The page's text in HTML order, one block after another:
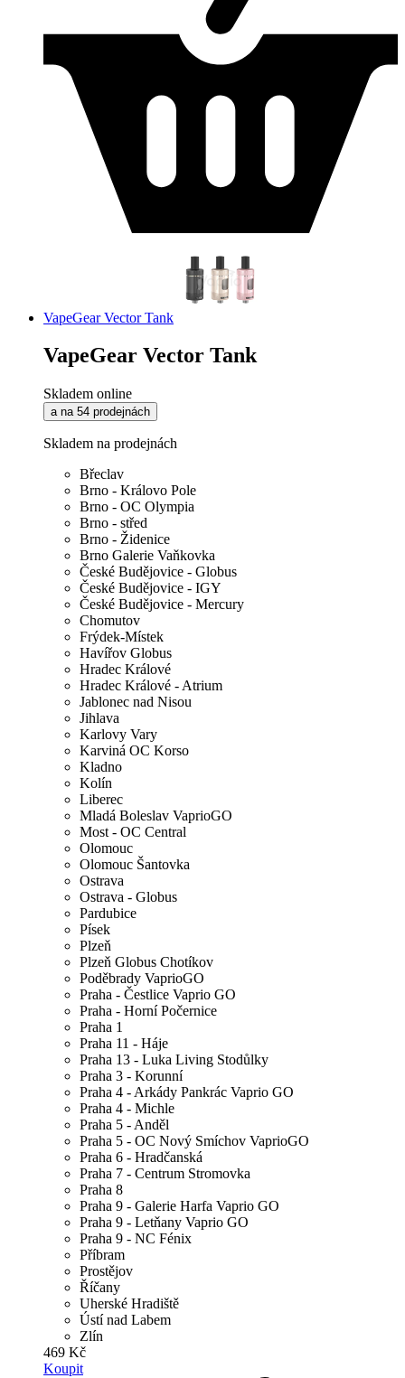
VapeGear Vector Tank
VapeGear Vector Tank
Skladem online
a na 54 prodejnách
Skladem na prodejnách
Břeclav
Brno - Královo Pole
Brno - OC Olympia
Brno - střed
Brno - Židenice
Brno Galerie Vaňkovka
České Budějovice - Globus
České Budějovice - IGY
České Budějovice - Mercury
Chomutov
Frýdek-Místek
Havířov Globus
Hradec Králové
Hradec Králové - Atrium
Jablonec nad Nisou
Jihlava
Karlovy Vary
Karviná OC Korso
Kladno
Kolín
Liberec
Mladá Boleslav VaprioGO
Most - OC Central
Olomouc
Olomouc Šantovka
Ostrava
Ostrava - Globus
Pardubice
Písek
Plzeň
Plzeň Globus Chotíkov
Poděbrady VaprioGO
Praha - Čestlice Vaprio GO
Praha - Horní Počernice
Praha 1
Praha 11 - Háje
Praha 13 - Luka Living Stodůlky
Praha 3 - Korunní
Praha 4 - Arkády Pankrác Vaprio GO
Praha 4 - Michle
Praha 5 - Anděl
Praha 5 - OC Nový Smíchov VaprioGO
Praha 6 - Hradčanská
Praha 7 - Centrum Stromovka
Praha 8
Praha 9 - Galerie Harfa Vaprio GO
Praha 9 - Letňany Vaprio GO
Praha 9 - NC Fénix
Příbram
Prostějov
Říčany
Uherské Hradiště
Ústí nad Labem
Zlín
469 Kč
Koupit